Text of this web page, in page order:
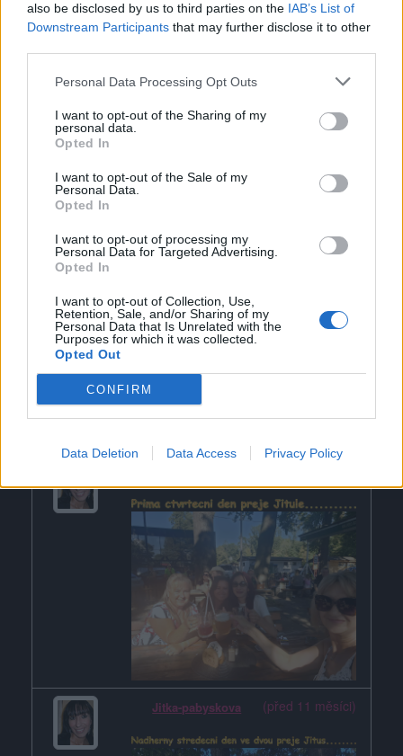
also be disclosed by us to third parties on the IAB’s List of
Downstream Participants that may further disclose it to other
Personal Data Processing Opt Outs
I want to opt-out of the Sharing of my
personal data.
Opted In
I want to opt-out of the Sale of my
Personal Data.
Opted In
I want to opt-out of processing my
Personal Data for Targeted Advertising.
Opted In
I want to opt-out of Collection, Use,
Retention, Sale, and/or Sharing of my
Personal Data that Is Unrelated with the
Purposes for which it was collected.
Opted Out
CONFIRM
Data Deletion Data Access Privacy Policy
Jitka-pabyskova (před 11 měsíci)